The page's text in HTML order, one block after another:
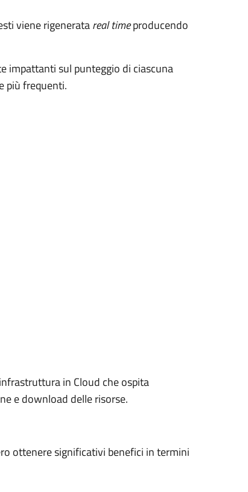
viene rigeneratareal timeproducendo
impattanti sul punteggio di ciascuna
più frequenti.
in Cloud che ospita
e download delle risorse.
ottenere significativi benefici in termini